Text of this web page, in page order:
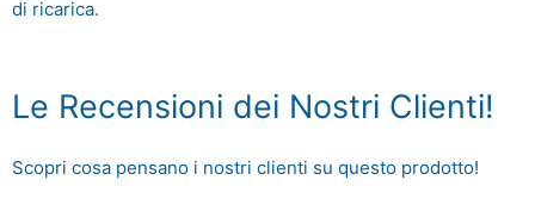
di ricarica.
Le Recensioni dei Nostri Clienti!
Scopri cosa pensano i nostri clienti su questo prodotto!